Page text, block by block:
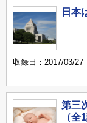
日本
収録日：2017/03/
第三
（全